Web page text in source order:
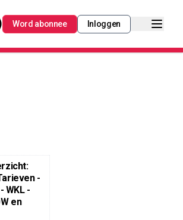
Word abonnee Inloggen
-
WKL -
en